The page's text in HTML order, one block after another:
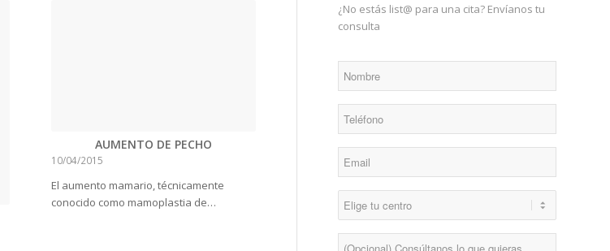
AUMENTO DE PECHO
10/04/2015
El aumento mamario, técnicamente
conocido como mamoplastia de…
¿No estás list@ para una cita? Envíanos tu
consulta